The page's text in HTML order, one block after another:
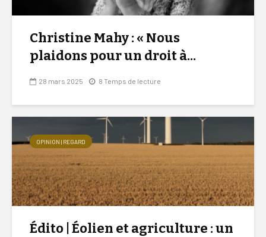
Christine Mahy : « Nous
plaidons pour un droit à...
28 mars 2025 8 Temps de lecture
OPINION | REGARD
Édito | Éolien et agriculture : un